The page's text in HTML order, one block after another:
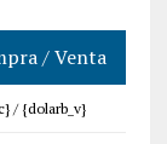
/ Venta
/ {dolarb_v}